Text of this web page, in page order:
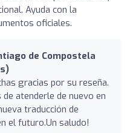
Ayuda con la
oficiales.
de Compostela
gracias por su reseña.
atenderle de nuevo en
traducción de
el futuro.Un saludo!